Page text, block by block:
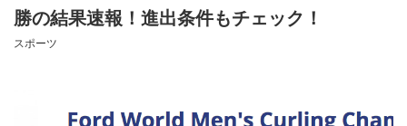
勝の結果速報！進出条件もチェック！
スポーツ